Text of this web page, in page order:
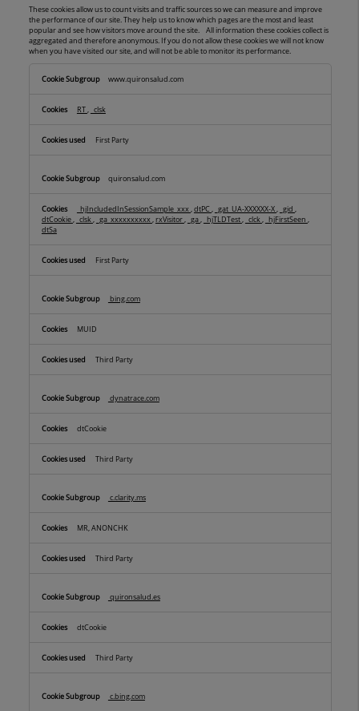
These cookies allow us to count visits and traffic sources so we can measure and improve
the performance of our site. They help us to know which pages are the most and least
popular and see how visitors move around the site. All information these cookies collect is
aggregated and therefore anonymous. If you do not allow these cookies we will not know
when you have visited our site, and will not be able to monitor its performance.
Cookies
www.quironsalud.com
RT, _clsk
First Party
quironsalud.com
_hjIncludedInSessionSample_xxx,dtPC, _gat_UA-XXXXXX-X, _gid ,
dtCookie, _clsk, _ga_xxxxxxxxxx,rxVisitor, _ga, _hjTLDTest, _clck, _hjFirstSeen ,
dtSa
First Party
bing.com
MUID
Third Party
dynatrace.com
dtCookie
Third Party
c.clarity.ms
MR, ANONCHK
Third Party
quironsalud.es
dtCookie
Third Party
c.bing.com